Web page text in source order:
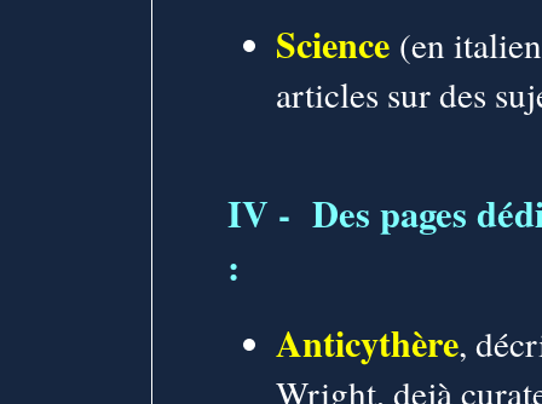
Science (en
articles sur des
IV - Des pages
:
Anticythère,
Wright, dejà